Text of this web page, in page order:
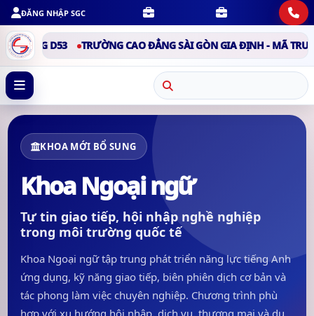
ĐĂNG NHẬP SGC
D53 TRƯỜNG CAO ĐẲNG SÀI GÒN GIA ĐỊNH - MÃ TRƯỜNG D53
KHOA MỚI BỔ SUNG
Khoa Ngoại ngữ
Tự tin giao tiếp, hội nhập nghề nghiệp
trong môi trường quốc tế
Khoa Ngoại ngữ tập trung phát triển năng lực tiếng Anh
ứng dụng, kỹ năng giao tiếp, biên phiên dịch cơ bản và
tác phong làm việc chuyên nghiệp. Chương trình phù
hợp với xu hướng hội nhập, dịch vụ, thương mại và du